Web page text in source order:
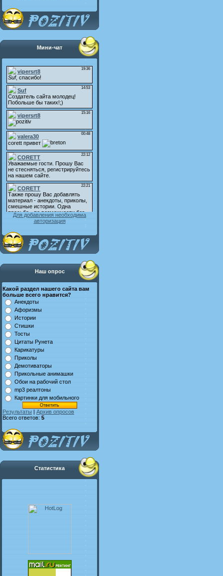
Мини-чат
Для добавления необходима
авторизация
Наш опрос
Какой раздел нашего сайта вам
больше всего нравится?
Анекдоты
Афоризмы
Истории
Стишки
Тосты
Цитаты Рунета
Карикатуры
Приколы
Демотиваторы
Прикольные анимашки
Обои на рабочий стол
mp3 реалтоны
Картинки для мобильного
Результаты | Архив опросов
Всего ответов: 5
Статистика